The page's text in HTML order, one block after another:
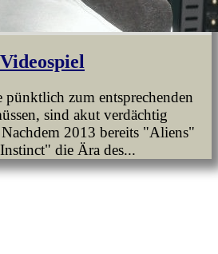
zum entsprechenden
sind akut verdächtig
2013 bereits "Aliens"
die Ära des...